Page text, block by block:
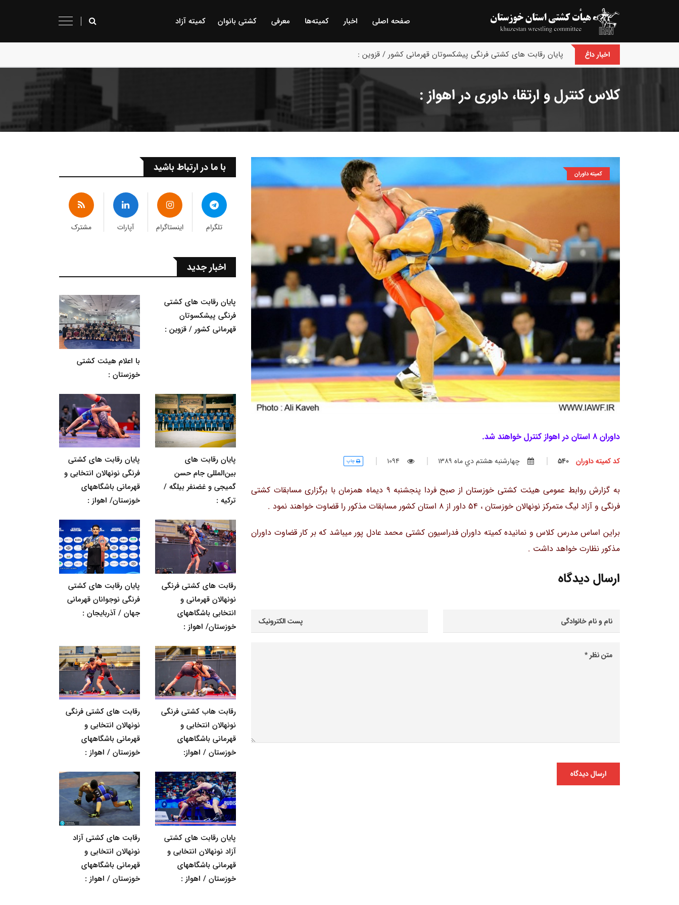
صفحه اصلی اخبار كمیته‌ها معرفی كشتی بانوان کمیته آزاد
اخبار داغ پایان رقابت های کشتی فرنگی پیشکسوتان قهرمانی کشور / قزوین :
کلاس کنترل و ارتقا، داوری در اهواز :
کمیته داوران
داوران 8 استان در اهواز کنترل خواهند شد.
کد کمیته داوران چهارشنبه هشتم دي ماه 1389 1094 چاپ
به گزارش روابط عمومی هیئت کشتی خوزستان از صبح فردا پنجشنبه 9 دیماه همزمان با برگزاری مسابقات کشتی
فرنگی و آزاد لیگ متمرکز نونهالان خوزستان ، 54 داور از 8 استان کشور مسابقات مذکور را قضاوت خواهند نمود .
براین اساس مدرس کلاس و نمانیده کمیته داوران فدراسیون کشتی محمد عادل پور میباشد که بر کار قضاوت داوران
مذکور نظارت خواهد داشت .
ارسال دیدگاه
ارسال دیدگاه
با ما در ارتباط باشید
تلگرام اینستاگرام آپارات مشترک
اخبار جدید
پایان رقابت های کشتی
فرنگی پیشکسوتان
قهرمانی کشور / قزوین :
با اعلام هیئت کشتی
خوزستان :
پایان رقابت های
بین‌المللی جام حسن
گمیجی و غضنفر بیلگه /
ترکیه :
پایان رقابت های کشتی
فرنگی نونهالان انتخابی و
قهرمانی باشگاههای
خوزستان/ اهواز :
رقابت های کشتی فرنگی
نونهالان قهرمانی و
انتخابی باشگاههای
خوزستان/ اهواز :
پایان رقابت های کشتی
فرنگی نوجوانان قهرمانی
جهان / آذربایجان :
رقابت هاب کشتی فرنگی
نونهالان انتخابی و
قهرمانی باشگاههای
خوزستان / اهواز:
رقابت های کشتی فرنگی
نونهالان انتخابی و
قهرمانی باشگاههای
خوزستان / اهواز :
پایان رقابت های کشتی
آزاد نونهالان انتخابی و
قهرمانی باشگاههای
خوزستان / اهواز :
رقابت های کشتی آزاد
نونهالان انتخابی و
قهرمانی باشگاههای
خوزستان / اهواز :